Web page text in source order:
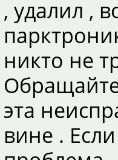
, удалил ,
никто не
эта
вине .